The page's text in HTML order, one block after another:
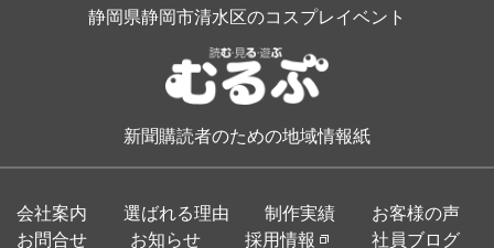
静岡県静岡市清水区のコスプレイベント
新聞購読者のための地域情報紙
会社案内 選ばれる理由 制作実績
お客様の声
お問合せ
お知らせ 採用情報
社員ブログ